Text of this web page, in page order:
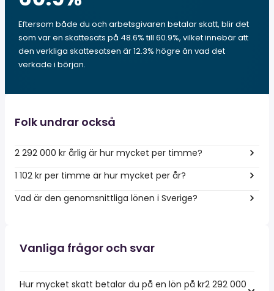
Eftersom både du och arbetsgivaren betalar skatt, blir det
som var en skattesats på 48.6% till 60.9%, vilket innebär att
den verkliga skattesatsen är 12.3% högre än vad det
verkade i början.
Folk undrar också
2 292 000 kr årlig är hur mycket per timme?
1 102 kr per timme är hur mycket per år?
Vad är den genomsnittliga lönen i Sverige?
Vanliga frågor och svar
Hur mycket skatt betalar du på en lön på kr2 292 000